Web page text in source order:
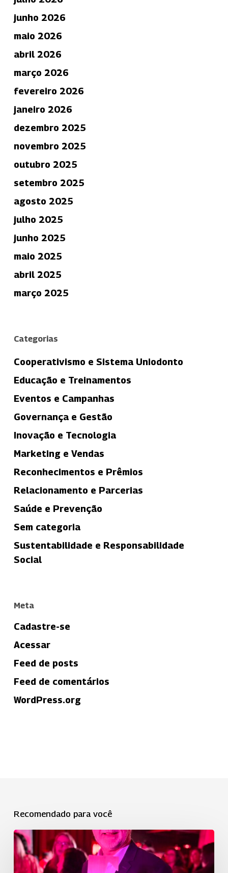
junho 2026
maio 2026
abril 2026
março 2026
fevereiro 2026
janeiro 2026
dezembro 2025
novembro 2025
outubro 2025
setembro 2025
agosto 2025
julho 2025
junho 2025
maio 2025
abril 2025
março 2025
Categorias
Cooperativismo e Sistema Uniodonto
Educação e Treinamentos
Eventos e Campanhas
Governança e Gestão
Inovação e Tecnologia
Marketing e Vendas
Reconhecimentos e Prêmios
Relacionamento e Parcerias
Saúde e Prevenção
Sem categoria
Sustentabilidade e Responsabilidade
Social
Meta
Cadastre-se
Acessar
Feed de posts
Feed de comentários
WordPress.org
Recomendado para você
Uniodonto
está
entre